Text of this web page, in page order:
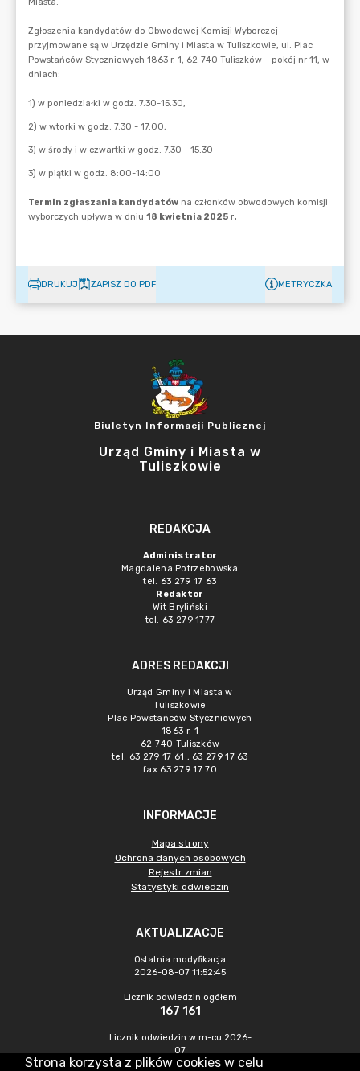
DRUKUJ ZAPISZ DO PDF METRYCZKA
Biuletyn Informacji Publicznej
Urząd Gminy i Miasta w
Tuliszkowie
REDAKCJA
Administrator
Magdalena Potrzebowska
tel. 63 279 17 63
Redaktor
Wit Bryliński
tel. 63 279 1777
ADRES REDAKCJI
Urząd Gminy i Miasta w
Tuliszkowie
Plac Powstańców Styczniowych
1863 r. 1
62-740 Tuliszków
tel. 63 279 17 61 , 63 279 17 63
fax 63 279 17 70
INFORMACJE
Mapa strony
Ochrona danych osobowych
Rejestr zmian
Statystyki odwiedzin
AKTUALIZACJE
Ostatnia modyfikacja
2026-08-07 11:52:45
Licznik odwiedzin ogółem
167 161
Licznik odwiedzin w m-cu 2026-
07
559
Strona korzysta z plików cookies w celu